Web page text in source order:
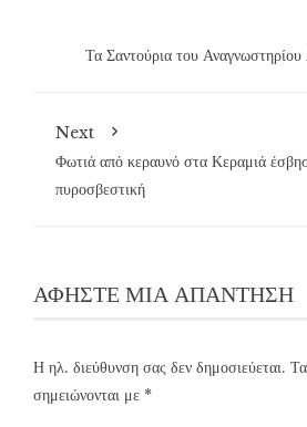
Τα Σαντούρια του
Next
Φωτιά από κεραυνό στα Κεραμιά
πυροσβεστική
ΑΦΉΣΤΕ ΜΙΑ ΑΠΆΝΤΗΣΗ
Η ηλ. διεύθυνση σας δεν δημοσιεύεται.
σημειώνονται με *